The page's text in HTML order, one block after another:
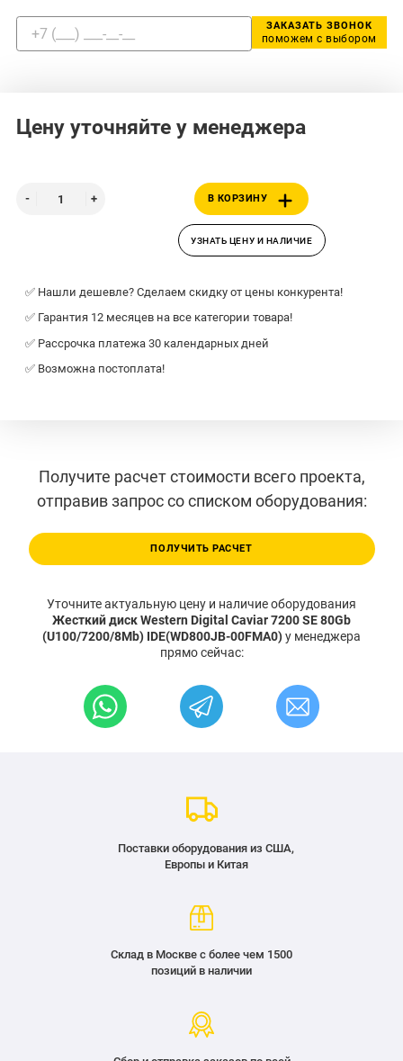
ЗАКАЗАТЬ ЗВОНОК
поможем с выбором
Цену уточняйте у менеджера
В КОРЗИНУ
УЗНАТЬ ЦЕНУ И НАЛИЧИЕ
✅ Нашли дешевле? Сделаем скидку от цены конкурента!
✅ Гарантия 12 месяцев на все категории товара!
✅ Рассрочка платежа 30 календарных дней
✅ Возможна постоплата!
Получите расчет стоимости всего проекта,
отправив запрос со списком оборудования:
ПОЛУЧИТЬ РАСЧЕТ
Уточните актуальную цену и наличие оборудования
Жесткий диск Western Digital Caviar 7200 SE 80Gb
(U100/7200/8Mb) IDE(WD800JB-00FMA0)у менеджера
прямо сейчас:
Поставки оборудования из США,
Европы и Китая
Склад в Москве с более чем 1500
позиций в наличии